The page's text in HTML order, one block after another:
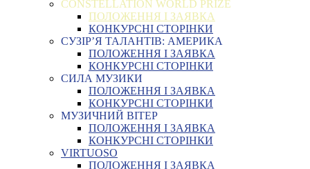
CONSTELLATION WORLD PRIZE
ПОЛОЖЕННЯ І ЗАЯВКА
КОНКУРСНІ СТОРІНКИ
СУЗІР’Я ТАЛАНТІВ: АМЕРИКА
ПОЛОЖЕННЯ І ЗАЯВКА
КОНКУРСНІ СТОРІНКИ
СИЛА МУЗИКИ
ПОЛОЖЕННЯ І ЗАЯВКА
КОНКУРСНІ СТОРІНКИ
МУЗИЧНИЙ ВІТЕР
ПОЛОЖЕННЯ І ЗАЯВКА
КОНКУРСНІ СТОРІНКИ
VIRTUOSO
ПОЛОЖЕННЯ І ЗАЯВКА